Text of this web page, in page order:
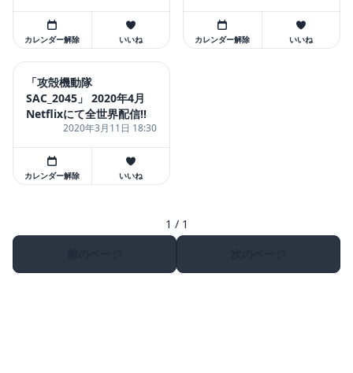
カレンダー解除 いいね カレンダー解除 いいね
「攻殻機動隊
SAC_2045」 2020年4月
Netflixにて全世界配信!!
2020年3月11日 18:30
カレンダー解除 いいね
1 / 1